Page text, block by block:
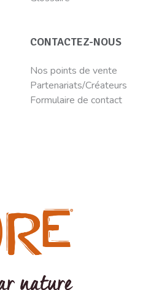
CONTACTEZ-NOUS
Nos points de vente
Partenariats/Créateurs
Formulaire de contact